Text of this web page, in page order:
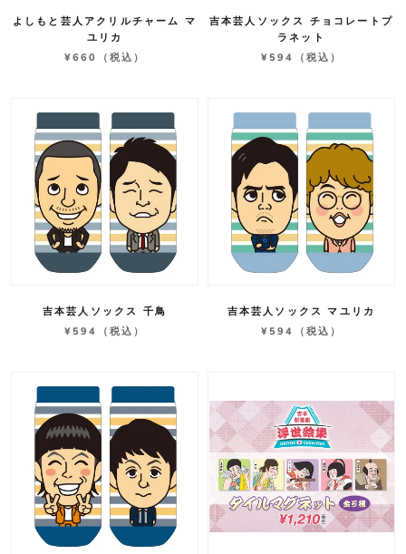
よしもと芸人アクリルチャーム マ
ユリカ
¥660
（税込）
吉本芸人ソックス チョコレートプ
ラネット
¥594
（税込）
吉本芸人ソックス 千鳥
¥594
（税込）
吉本芸人ソックス マユリカ
¥594
（税込）